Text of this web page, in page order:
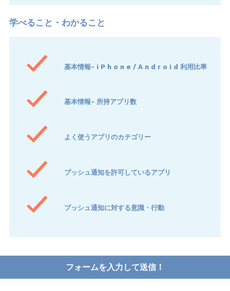
基本情報- i P h o n e / A n d r o i d 利用比率
基本情報- 所持アプリ数
よく使うアプリのカテゴリー
プッシュ通知を許可しているアプリ
プッシュ通知に対する意識・行動